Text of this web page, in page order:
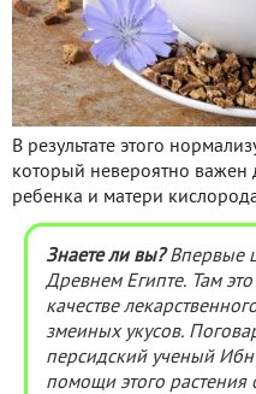
В результате этого
который невероятно важен
ребенка и матери
Знаете ли вы? Впервые
Древнем Египте. Там
качестве
змеиных укусов.
персидский ученый
помощи этого растения